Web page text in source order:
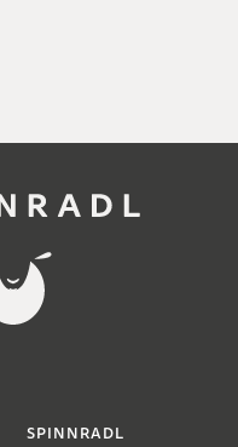
SPINNRADL